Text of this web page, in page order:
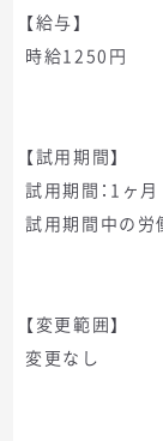
【給与】
時給1250円
【試用期間】
試用期間：1ヶ月
試用期間中の労
【変更範囲】
変更なし